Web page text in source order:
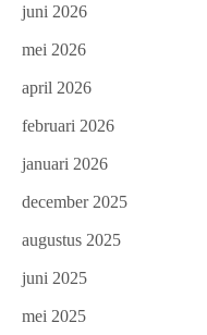
juni 2026
mei 2026
april 2026
februari 2026
januari 2026
december 2025
augustus 2025
juni 2025
mei 2025